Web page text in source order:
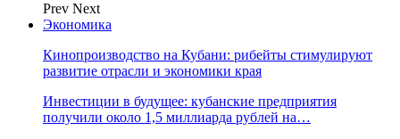
Prev Next
Экономика
Кинопроизводство на Кубани: рибейты стимулируют
развитие отрасли и экономики края
Инвестиции в будущее: кубанские предприятия
получили около 1,5 миллиарда рублей на…